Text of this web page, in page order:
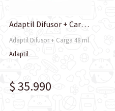
Adaptil Difusor + Carga 48 ml
Adaptil Difusor + Carga 48 ml
Adaptil
$ 35.990